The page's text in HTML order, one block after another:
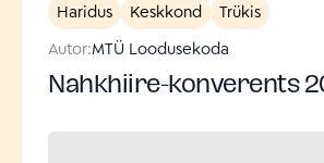
Haridus Keskkond
Trükis
Autor:MTÜ Loodusekoda
Nahkhiire-konverents